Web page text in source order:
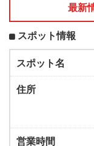
最新
スポット情報
スポット名
住所
営業時間